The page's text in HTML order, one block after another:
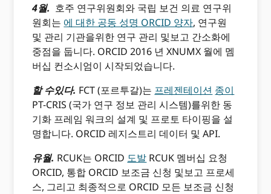
4월. 호주 연구위원회와 국립 보건 의료 연구위
원회는 에 대한 공동 성명 ORCID 양자, 연구원
및 관리 기관을위한 연구 관리 및보고 간소화에
중점을 둡니다. ORCID 2016 년 XNUMX 월에 멤
버십 컨소시엄이 시작되었습니다.
할 수있다. FCT (포르투갈)는 프레젠테이션 종이
PT-CRIS (국가 연구 정보 관리 시스템)를위한 동
기화 프레임 워크의 설계 및 프로토 타이핑을 설
명합니다. ORCID 레지스트리 데이터 및 API.
유월. RCUK는 ORCID 도발 RCUK 멤버십 요청
ORCID, 통합 ORCID 보조금 신청 및보고 프로세
스, 그리고 최종적으로 ORCID 모든 보조금 신청